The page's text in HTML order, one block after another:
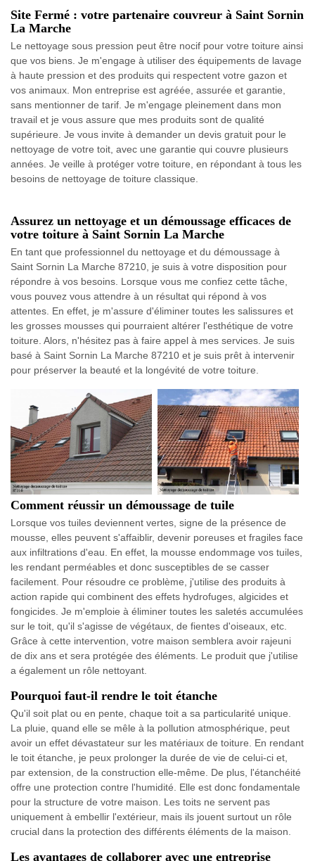
Site Fermé : votre partenaire couvreur à Saint Sornin
La Marche
Le nettoyage sous pression peut être nocif pour votre toiture ainsi
que vos biens. Je m'engage à utiliser des équipements de lavage
à haute pression et des produits qui respectent votre gazon et
vos animaux. Mon entreprise est agréée, assurée et garantie,
sans mentionner de tarif. Je m'engage pleinement dans mon
travail et je vous assure que mes produits sont de qualité
supérieure. Je vous invite à demander un devis gratuit pour le
nettoyage de votre toit, avec une garantie qui couvre plusieurs
années. Je veille à protéger votre toiture, en répondant à tous les
besoins de nettoyage de toiture classique.
Assurez un nettoyage et un démoussage efficaces de
votre toiture à Saint Sornin La Marche
En tant que professionnel du nettoyage et du démoussage à
Saint Sornin La Marche 87210, je suis à votre disposition pour
répondre à vos besoins. Lorsque vous me confiez cette tâche,
vous pouvez vous attendre à un résultat qui répond à vos
attentes. En effet, je m'assure d'éliminer toutes les salissures et
les grosses mousses qui pourraient altérer l'esthétique de votre
toiture. Alors, n'hésitez pas à faire appel à mes services. Je suis
basé à Saint Sornin La Marche 87210 et je suis prêt à intervenir
pour préserver la beauté et la longévité de votre toiture.
Comment réussir un démoussage de tuile
Lorsque vos tuiles deviennent vertes, signe de la présence de
mousse, elles peuvent s'affaiblir, devenir poreuses et fragiles face
aux infiltrations d'eau. En effet, la mousse endommage vos tuiles,
les rendant perméables et donc susceptibles de se casser
facilement. Pour résoudre ce problème, j'utilise des produits à
action rapide qui combinent des effets hydrofuges, algicides et
fongicides. Je m'emploie à éliminer toutes les saletés accumulées
sur le toit, qu'il s'agisse de végétaux, de fientes d'oiseaux, etc.
Grâce à cette intervention, votre maison semblera avoir rajeuni
de dix ans et sera protégée des éléments. Le produit que j'utilise
a également un rôle nettoyant.
Pourquoi faut-il rendre le toit étanche
Qu'il soit plat ou en pente, chaque toit a sa particularité unique.
La pluie, quand elle se mêle à la pollution atmosphérique, peut
avoir un effet dévastateur sur les matériaux de toiture. En rendant
le toit étanche, je peux prolonger la durée de vie de celui-ci et,
par extension, de la construction elle-même. De plus, l'étanchéité
offre une protection contre l'humidité. Elle est donc fondamentale
pour la structure de votre maison. Les toits ne servent pas
uniquement à embellir l'extérieur, mais ils jouent surtout un rôle
crucial dans la protection des différents éléments de la maison.
Les avantages de collaborer avec une entreprise